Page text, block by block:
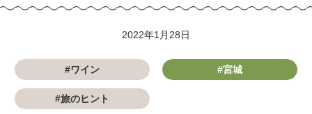
2022年1月28日
#ワイン #宮城
#旅のヒント